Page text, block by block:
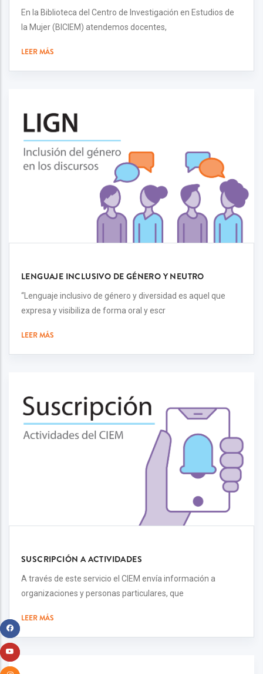
En la Biblioteca del Centro de Investigación en Estudios de
la Mujer (BICIEM) atendemos docentes,
LEER MÁS
LENGUAJE INCLUSIVO DE GÉNERO Y NEUTRO
“Lenguaje inclusivo de género y diversidad es aquel que
expresa y visibiliza de forma oral y escr
LEER MÁS
SUSCRIPCIÓN A ACTIVIDADES
A través de este servicio el CIEM envía información a
organizaciones y personas particulares, que
LEER MÁS